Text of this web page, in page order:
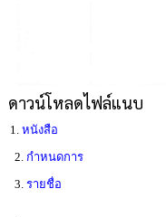
ดาวน์โหลดไฟล์แนบ
1. หนังสือ
2. กำหนดการ
3. รายชื่อ